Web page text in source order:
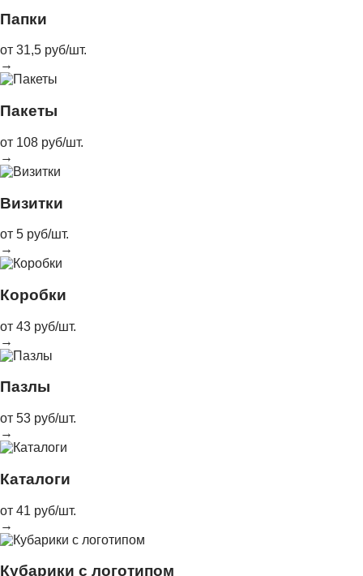
Папки
от 31,5 руб/шт.
→
Пакеты
от 108 руб/шт.
→
Визитки
от 5 руб/шт.
→
Коробки
от 43 руб/шт.
→
Пазлы
от 53 руб/шт.
→
Каталоги
от 41 руб/шт.
→
Кубарики с логотипом